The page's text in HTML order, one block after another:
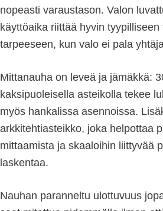
nopeasti varaustason. Valon
käyttöaika riittää hyvin tyypilliseen
tarpeeseen, kun valo ei pala
Mittanauha on leveä ja jämäkkä:
kaksipuoleisella asteikolla tekee
myös hankalissa asennoissa.
arkkitehtiasteikko, joka helpottaa
mittaamista ja skaaloihin liittyvää
laskentaa.
Nauhan paranneltu ulottuvuus